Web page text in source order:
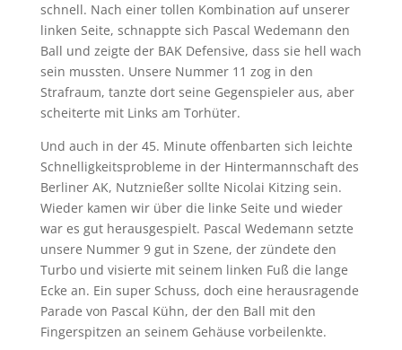
schnell. Nach einer tollen Kombination auf unserer
linken Seite, schnappte sich Pascal Wedemann den
Ball und zeigte der BAK Defensive, dass sie hell wach
sein mussten. Unsere Nummer 11 zog in den
Strafraum, tanzte dort seine Gegenspieler aus, aber
scheiterte mit Links am Torhüter.
Und auch in der 45. Minute offenbarten sich leichte
Schnelligkeitsprobleme in der Hintermannschaft des
Berliner AK, Nutznießer sollte Nicolai Kitzing sein.
Wieder kamen wir über die linke Seite und wieder
war es gut herausgespielt. Pascal Wedemann setzte
unsere Nummer 9 gut in Szene, der zündete den
Turbo und visierte mit seinem linken Fuß die lange
Ecke an. Ein super Schuss, doch eine herausragende
Parade von Pascal Kühn, der den Ball mit den
Fingerspitzen an seinem Gehäuse vorbeilenkte.